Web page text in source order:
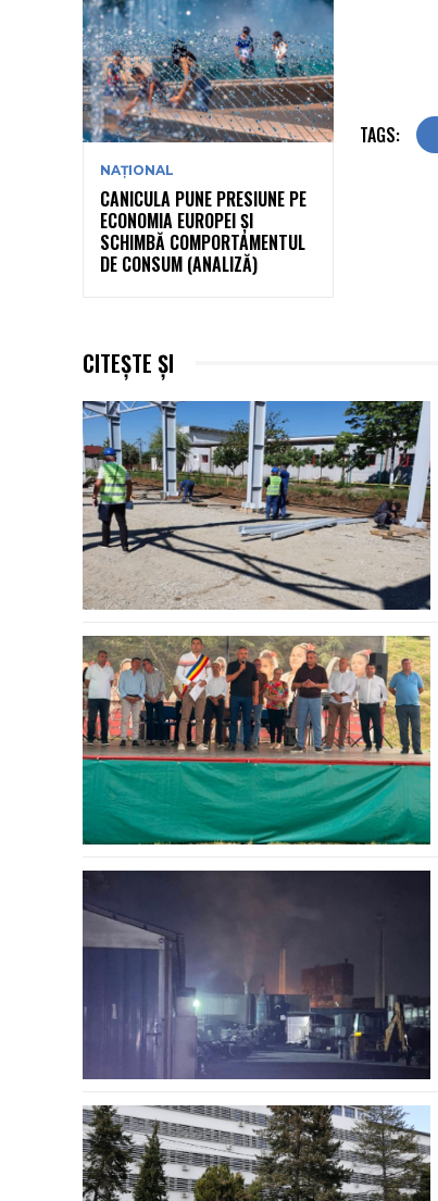
NAȚIONAL
CANICULA PUNE PRESIUNE PE
ECONOMIA EUROPEI ȘI
SCHIMBĂ COMPORTAMENTUL
DE CONSUM (ANALIZĂ)
TAGS:
CITEȘTE ȘI